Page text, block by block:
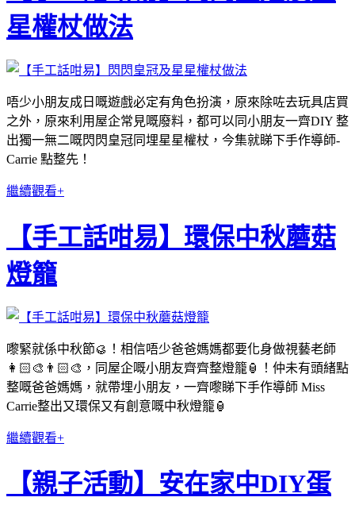
星權杖做法
唔少小朋友成日嘅遊戲必定有角色扮演，原來除咗去玩具店買
之外，原來利用屋企常見嘅廢料，都可以同小朋友一齊DIY 整
出獨一無二嘅閃閃皇冠同埋星星權杖，今集就睇下手作導師-
Carrie 點整先！
繼續觀看+
【手工話咁易】環保中秋蘑菇
燈籠
嚟緊就係中秋節🥮！相信唔少爸爸媽媽都要化身做視藝老師
👩🏻‍🎨👨🏻‍🎨，同屋企嘅小朋友齊齊整燈籠🏮！仲未有頭緒點
整嘅爸爸媽媽，就帶埋小朋友，一齊嚟睇下手作導師 Miss
Carrie整出又環保又有創意嘅中秋燈籠🏮
繼續觀看+
【親子活動】安在家中DIY蛋